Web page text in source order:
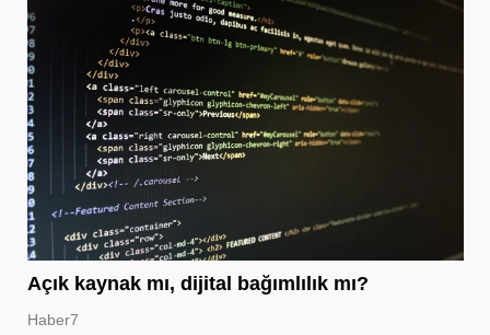
Açık kaynak mı, dijital bağımlılık mı?
Haber7